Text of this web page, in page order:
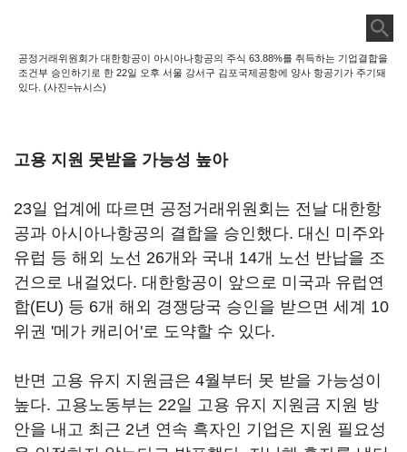
공정거래위원회가 대한항공이 아시아나항공의 주식 63.88%를 취득하는 기업결합을
조건부 승인하기로 한 22일 오후 서울 강서구 김포국제공항에 양사 항공기가 주기돼
있다. (사진=뉴시스)
고용 지원 못받을 가능성 높아
23일 업계에 따르면 공정거래위원회는 전날 대한항
공과 아시아나항공의 결합을 승인했다. 대신 미주와
유럽 등 해외 노선 26개와 국내 14개 노선 반납을 조
건으로 내걸었다. 대한항공이 앞으로 미국과 유럽연
합(EU) 등 6개 해외 경쟁당국 승인을 받으면 세계 10
위권 '메가 캐리어'로 도약할 수 있다.
반면 고용 유지 지원금은 4월부터 못 받을 가능성이
높다. 고용노동부는 22일 고용 유지 지원금 지원 방
안을 내고 최근 2년 연속 흑자인 기업은 지원 필요성